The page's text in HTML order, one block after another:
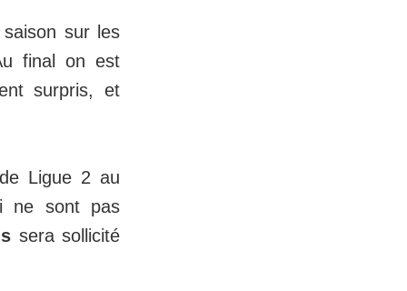
sur les
final on est
surpris, et
Ligue 2 au
ne sont pas
sera sollicité